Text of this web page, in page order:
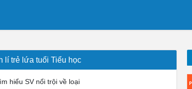
lí trẻ lứa tuổi Tiểu học
hiểu SV nổi trội về loại